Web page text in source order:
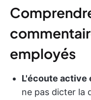
employés
L'écoute active
ne pas dicter la